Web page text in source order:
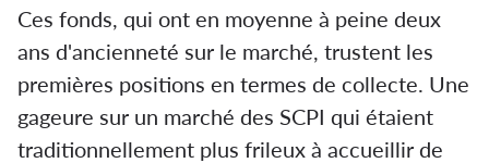
Ces fonds, qui ont en moyenne à peine deux
ans d'ancienneté sur le marché, trustent les
premières positions en termes de collecte. Une
gageure sur un marché des SCPI qui étaient
traditionnellement plus frileux à accueillir de